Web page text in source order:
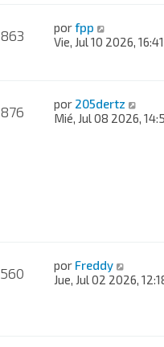
863 porfpp
Vie, Jul 10 2026, 16:41
876 por 205dertz
Mié, Jul 08 2026,
560 por Freddy
Jue, Jul 02 2026,